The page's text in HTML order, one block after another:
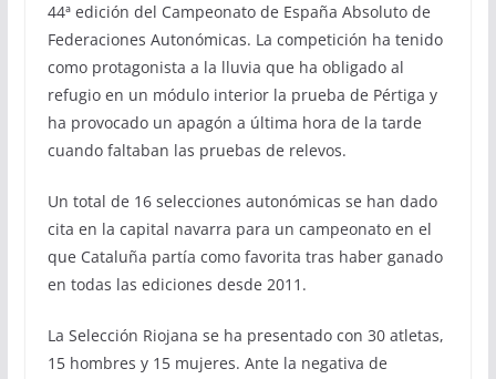
44ª edición del Campeonato de España Absoluto de
Federaciones Autonómicas. La competición ha tenido
como protagonista a la lluvia que ha obligado al
refugio en un módulo interior la prueba de Pértiga y
ha provocado un apagón a última hora de la tarde
cuando faltaban las pruebas de relevos.
Un total de 16 selecciones autonómicas se han dado
cita en la capital navarra para un campeonato en el
que Cataluña partía como favorita tras haber ganado
en todas las ediciones desde 2011.
La Selección Riojana se ha presentado con 30 atletas,
15 hombres y 15 mujeres. Ante la negativa de